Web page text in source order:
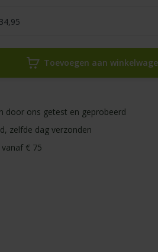
Toevoegen aan
door ons getest en geprobeerd
zelfde dag verzonden
€ 75